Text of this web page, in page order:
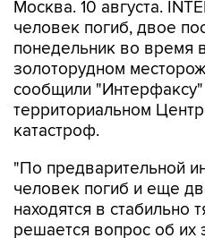
понедельник во время
золоторудном
сообщили
территориальном
катастроф.
"По предварительной
находятся в стабильно
решается вопрос об их
или воздушным